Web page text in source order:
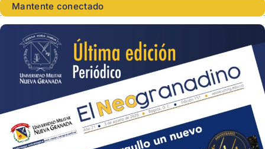
Mantente conectado